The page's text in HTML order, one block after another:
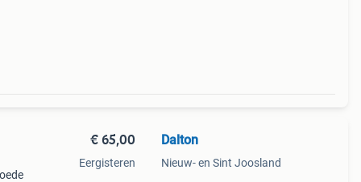
€ 65,00
Eergisteren
Dalton
Nieuw- en Sint Joosland